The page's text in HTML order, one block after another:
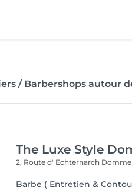
/ Barbershops autour
The Luxe Style
2, Route d' Echternarch
Barbe ( Entretien &